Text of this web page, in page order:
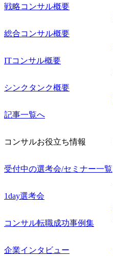
戦略コンサル概要
総合コンサル概要
ITコンサル概要
シンクタンク概要
記事一覧へ
コンサルお役立ち情報
受付中の選考会/セミナー一覧
1day選考会
コンサル転職成功事例集
企業インタビュー